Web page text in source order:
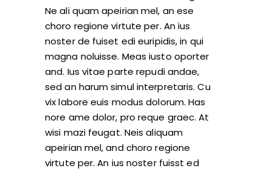
Ne ali quam apeirian mel, an ese
choro regione virtute per. An ius
noster de fuiset edi euripidis, in qui
magna noluisse. Meas iusto oporter
and. Ius vitae parte repudi andae,
sed an harum simul interpretaris. Cu
vix labore euis modus dolorum. Has
nore ame dolor, pro reque graec. At
wisi mazi feugat. Neis aliquam
apeirian mel, and choro regione
virtute per. An ius noster fuisst ed